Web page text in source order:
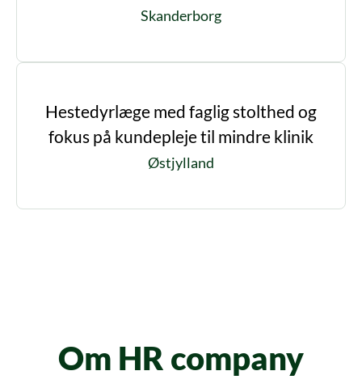
Skanderborg
Hestedyrlæge med faglig stolthed og
fokus på kundepleje til mindre klinik
Østjylland
Om HR company